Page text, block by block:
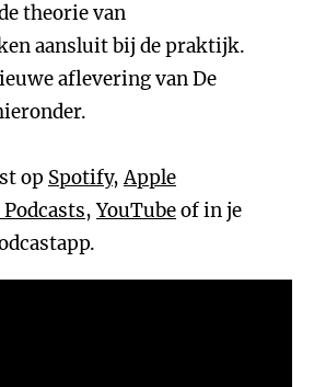
theorie van
aansluit bij de praktijk.
aflevering van De
op Spotify,Apple
,YouTubeof in je